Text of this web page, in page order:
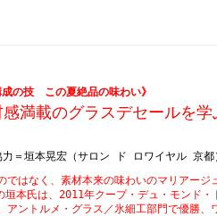
成の技 この夏絶品の味わい》
満載のグラスデセールを学
力＝垣本晃宏（サロン ド ロワイヤル 京都
ではなく、素材本来の味わいのマリアージ
垣本氏は、2011年クープ・デュ・モンド・
アントルメ・グラス／氷細工部門で優勝、